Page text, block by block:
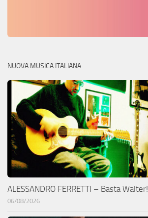
NUOVA MUSICA ITALIANA
ALESSANDRO FERRETTI – Basta Walter!
06/08/2026